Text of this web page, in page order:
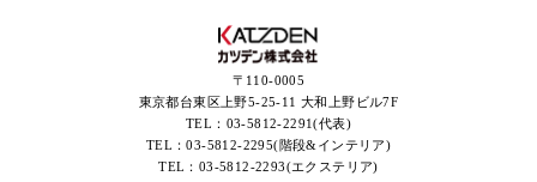
〒110-0005
東京都台東区上野5-25-11 大和上野ビル7F
TEL： 03-5812-2291(代表)
TEL：03-5812-2295(階段&インテリア)
TEL： 03-5812-2293(エクステリア)